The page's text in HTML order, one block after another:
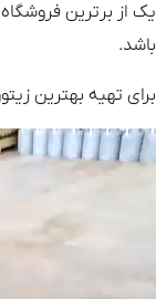
یک از برترین
باشد.
برای تهیه بهترین
نمایشگر